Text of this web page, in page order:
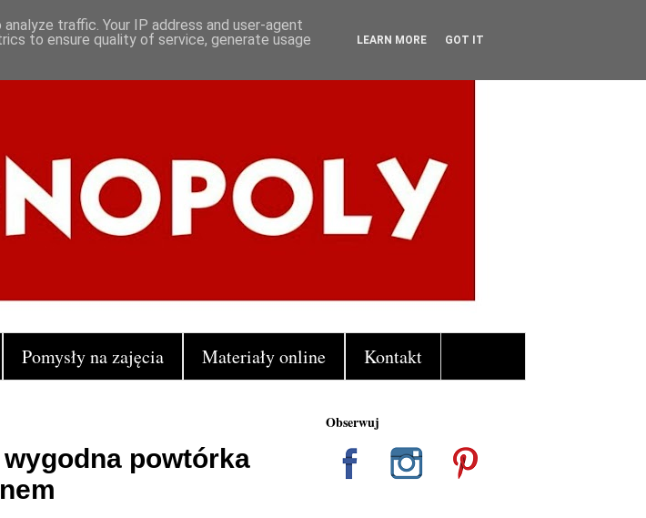
Pomysły na zajęcia Materiały online Kontakt
powtórka
Obserwuj
traffic. Your IP address and user-agent
to ensure quality of service, generate usage
LEARN MORE GOT IT